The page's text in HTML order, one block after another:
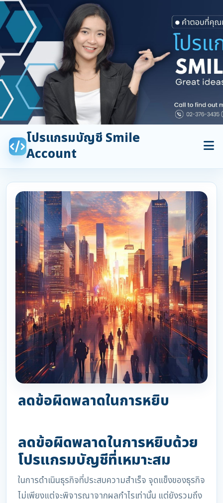
โปรแกรมบัญชี Smile
Account
ลดข้อผิดพลาดในการหยิบ
ลดข้อผิดพลาดในการหยิบด้วย
โปรแกรมบัญชีที่เหมาะสม
ในการดำเนินธุรกิจที่ประสบความสำเร็จ จุดแข็งของธุรกิจ
ไม่เพียงแต่จะพิจารณาจากผลกำไรเท่านั้น แต่ยังรวมถึง